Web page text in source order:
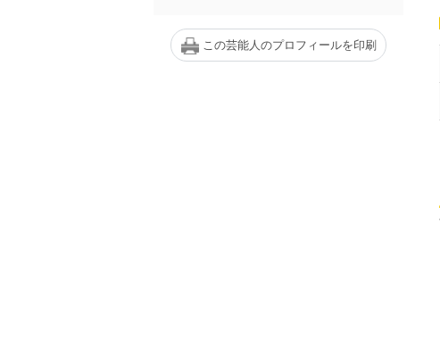
この芸能人のプロフィールを印刷